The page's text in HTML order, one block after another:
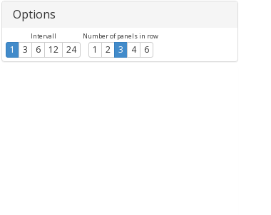
Options
Intervall
1 3 6 12 24
Number of panels in row
1 2 3 4 6